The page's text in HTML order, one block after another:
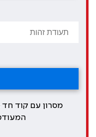
מסרון עם קוד